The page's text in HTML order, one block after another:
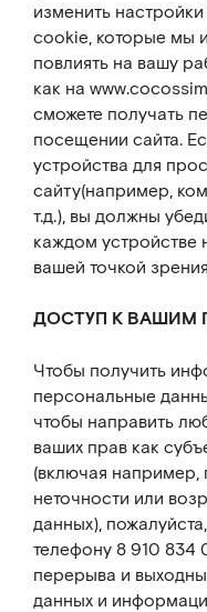
изменить
cookie, которые мы
повлиять на вашу
как на
сможете получать
посещении сайта.
устройства для
сайту(например,
т.д.), вы должны
каждом устройстве
вашей точкой
ДОСТУП К
Чтобы получить
персональные
чтобы направить
ваших прав как
(включая например,
неточности или
данных),
телефону 8 910 834
перерыва и
данных и